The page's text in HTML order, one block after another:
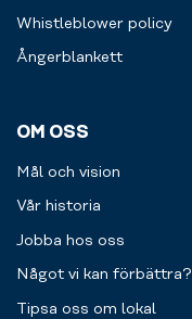
Whistleblower policy
Ångerblankett
OM OSS
Mål och vision
Vår historia
Jobba hos oss
Något vi kan förbättra?
Tipsa oss om lokal